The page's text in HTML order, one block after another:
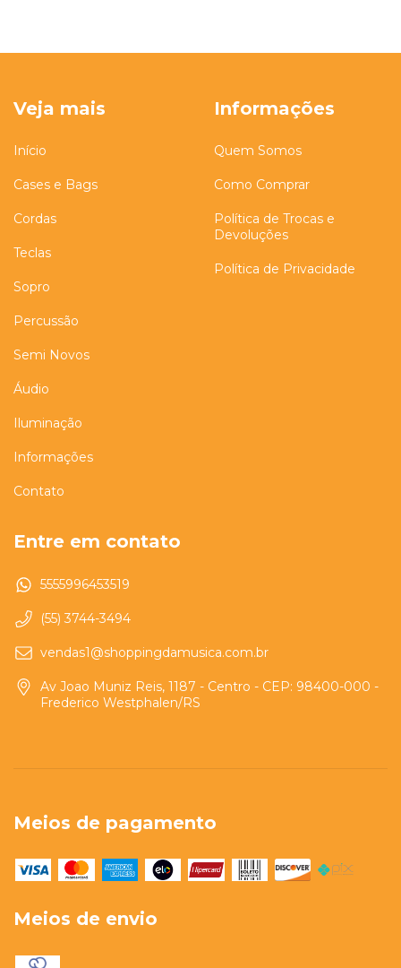
Veja mais
Início
Cases e Bags
Cordas
Teclas
Sopro
Percussão
Semi Novos
Áudio
Iluminação
Informações
Contato
Informações
Quem Somos
Como Comprar
Política de Trocas e
Devoluções
Política de Privacidade
Entre em contato
5555996453519
(55) 3744-3494
vendas1@shoppingdamusica.com.br
Av Joao Muniz Reis, 1187 - Centro - CEP: 98400-000 -
Frederico Westphalen/RS
Meios de pagamento
Meios de envio